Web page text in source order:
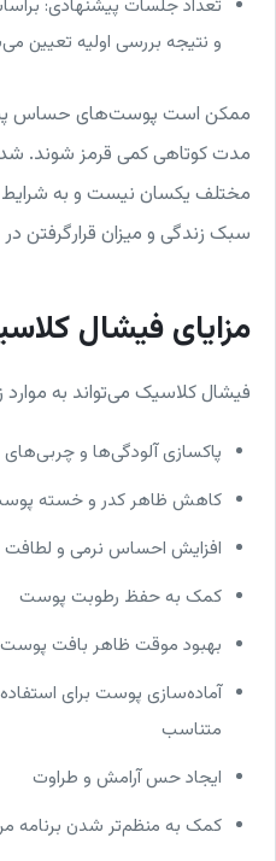
تعداد جلسات پیشنهادی:
و نتیجه بررسی اولیه تعیین
ممکن است پوست‌های حساس پس
مدت کوتاهی کمی قرمز شوند.
مختلف یکسان نیست و به شرایط
سبک زندگی و میزان قرارگرفتن
مزایای فیشال
فیشال کلاسیک می‌تواند به
پاکسازی آلودگی‌ها و
کاهش ظاهر کدر و خسته
افزایش احساس نرمی و لطافت
کمک به حفظ رطوبت پوست
بهبود موقت ظاهر بافت پوست
آماده‌سازی پوست برای
متناسب
ایجاد حس آرامش و طراوت
کمک به منظم‌تر شدن برنامه